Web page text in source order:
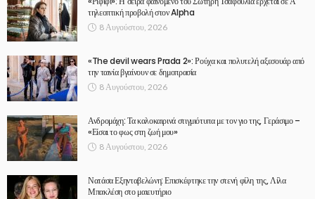
τηλεοπτική προβολή στον Alpha
8 Αυγούστου, 2026
«The devil wears Prada 2»: Ρούχα και πολυτελή αξεσουάρ από
την ταινία βγαίνουν σε δημοπρασία
8 Αυγούστου, 2026
Ανδρομάχη: Τα καλοκαιρινά στιγμιότυπα με τον γιο της, Γεράσιμο –
«Είσαι το φως στη ζωή μου»
8 Αυγούστου, 2026
Νατάσα Εξηνταβελώνη: Επισκέφτηκε την στενή φίλη της, Λίλα
Μπακλέση στο μαιευτήριο